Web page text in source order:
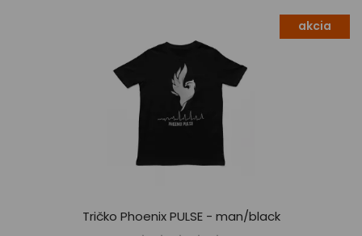
akcia
Tričko Phoenix PULSE - man/black